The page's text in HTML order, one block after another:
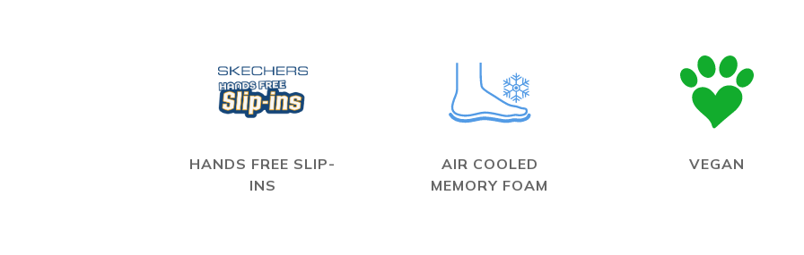
HANDS FREE SLIP-
INS
AIR COOLED
MEMORY FOAM
VEGAN